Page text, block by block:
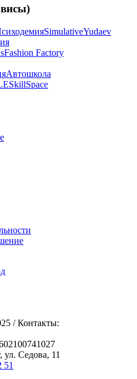
SimulativeYudaev
Fashion Factory
Автошкола
SkillSpace
/ Контакты:
ул. Седова, 11
51